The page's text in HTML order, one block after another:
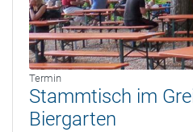
Termin
Stammtisch im
Biergarten